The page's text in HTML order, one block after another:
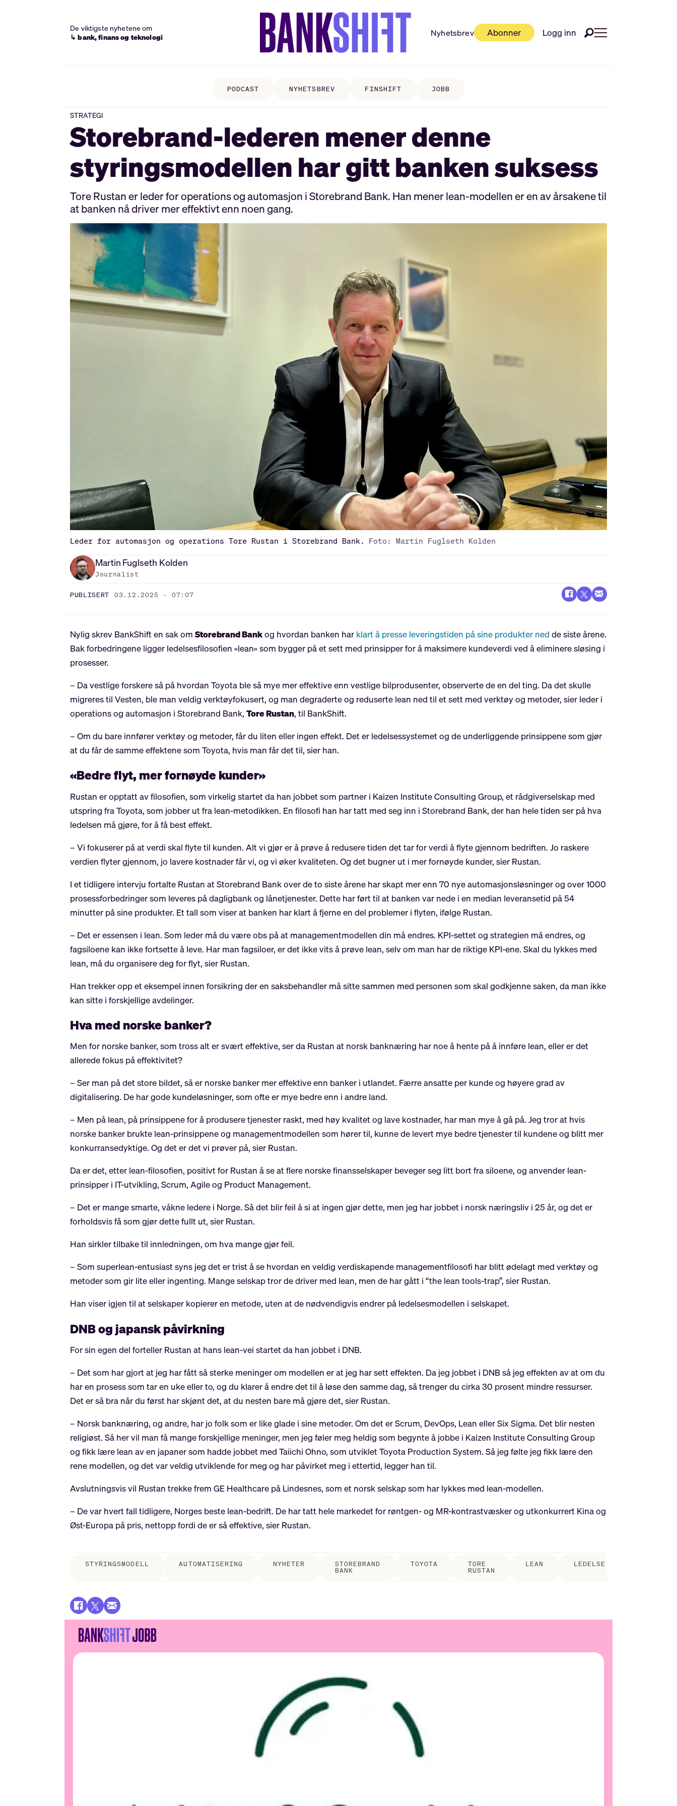
De viktigste nyhetene om
↳ bank, finans og teknologi
Nyhetsbrev Abonner Logg inn
PODCAST NYHETSBREV FINSHIFT JOBB
STRATEGI
Storebrand-lederen mener denne
styringsmodellen har gitt banken suksess
Tore Rustan er leder for operations og automasjon i Storebrand Bank. Han mener lean-modellen er en av årsakene til
at banken nå driver mer effektivt enn noen gang.
Leder for automasjon og operations Tore Rustan i Storebrand Bank. Foto: Martin Fuglseth Kolden
Martin Fuglseth Kolden
Journalist
PUBLISERT 03.12.2025 - 07:07
Nylig skrev BankShift en sak omStorebrand Bankog hvordan banken har klart å presse leveringstiden på sine produkter ned de siste årene.
Bak forbedringene ligger ledelsesfilosofien «lean» som bygger på et sett med prinsipper for å maksimere kundeverdi ved å eliminere sløsing i
prosesser.
– Da vestlige forskere så på hvordan Toyota ble så mye mer effektive enn vestlige bilprodusenter, observerte de en del ting. Da det skulle
migreres til Vesten, ble man veldig verktøyfokusert, og man degraderte og reduserte lean ned til et sett med verktøy og metoder, sier leder i
operations og automasjon i Storebrand Bank,Tore Rustan, til BankShift.
– Om du bare innfører verktøy og metoder, får du liten eller ingen effekt. Det er ledelsessystemet og de underliggende prinsippene som gjør
at du får de samme effektene som Toyota, hvis man får det til, sier han.
«Bedre flyt, mer fornøyde kunder»
Rustan er opptatt av filosofien, som virkelig startet da han jobbet som partner i Kaizen Institute Consulting Group, et rådgiverselskap med
utspring fra Toyota, som jobber ut fra lean-metodikken. En filosofi han har tatt med seg inn i Storebrand Bank, der han hele tiden ser på hva
ledelsen må gjøre, for å få best effekt.
– Vi fokuserer på at verdi skal flyte til kunden. Alt vi gjør er å prøve å redusere tiden det tar for verdi å flyte gjennom bedriften. Jo raskere
verdien flyter gjennom, jo lavere kostnader får vi, og vi øker kvaliteten. Og det bugner ut i mer fornøyde kunder, sier Rustan.
I et tidligere intervju fortalte Rustan at Storebrand Bank over de to siste årene har skapt mer enn 70 nye automasjonsløsninger og over 1000
prosessforbedringer som leveres på dagligbank og lånetjenester. Dette har ført til at banken var nede i en median leveransetid på 54
minutter på sine produkter. Et tall som viser at banken har klart å fjerne en del problemer i flyten, ifølge Rustan.
– Det er essensen i lean. Som leder må du være obs på at managementmodellen din må endres. KPI-settet og strategien må endres, og
fagsiloene kan ikke fortsette å leve. Har man fagsiloer, er det ikke vits å prøve lean, selv om man har de riktige KPI-ene. Skal du lykkes med
lean, må du organisere deg for flyt, sier Rustan.
Han trekker opp et eksempel innen forsikring der en saksbehandler må sitte sammen med personen som skal godkjenne saken, da man ikke
kan sitte i forskjellige avdelinger.
Hva med norske banker?
Men for norske banker, som tross alt er svært effektive, ser da Rustan at norsk banknæring har noe å hente på å innføre lean, eller er det
allerede fokus på effektivitet?
– Ser man på det store bildet, så er norske banker mer effektive enn banker i utlandet. Færre ansatte per kunde og høyere grad av
digitalisering. De har gode kundeløsninger, som ofte er mye bedre enn i andre land.
– Men på lean, på prinsippene for å produsere tjenester raskt, med høy kvalitet og lave kostnader, har man mye å gå på. Jeg tror at hvis
norske banker brukte lean-prinsippene og managementmodellen som hører til, kunne de levert mye bedre tjenester til kundene og blitt mer
konkurransedyktige. Og det er det vi prøver på, sier Rustan.
Da er det, etter lean-filosofien, positivt for Rustan å se at flere norske finansselskaper beveger seg litt bort fra siloene, og anvender lean-
prinsipper i IT-utvikling, Scrum, Agile og Product Management.
– Det er mange smarte, våkne ledere i Norge. Så det blir feil å si at ingen gjør dette, men jeg har jobbet i norsk næringsliv i 25 år, og det er
forholdsvis få som gjør dette fullt ut, sier Rustan.
Han sirkler tilbake til innledningen, om hva mange gjør feil.
– Som superlean-entusiast syns jeg det er trist å se hvordan en veldig verdiskapende managementfilosofi har blitt ødelagt med verktøy og
metoder som gir lite eller ingenting. Mange selskap tror de driver med lean, men de har gått i “the lean tools-trap”, sier Rustan.
Han viser igjen til at selskaper kopierer en metode, uten at de nødvendigvis endrer på ledelsesmodellen i selskapet.
DNB og japansk påvirkning
For sin egen del forteller Rustan at hans lean-vei startet da han jobbet i DNB.
– Det som har gjort at jeg har fått så sterke meninger om modellen er at jeg har sett effekten. Da jeg jobbet i DNB så jeg effekten av at om du
har en prosess som tar en uke eller to, og du klarer å endre det til å løse den samme dag, så trenger du cirka 30 prosent mindre ressurser.
Det er så bra når du først har skjønt det, at du nesten bare må gjøre det, sier Rustan.
– Norsk banknæring, og andre, har jo folk som er like glade i sine metoder. Om det er Scrum, DevOps, Lean eller Six Sigma. Det blir nesten
religiøst. Så her vil man få mange forskjellige meninger, men jeg føler meg heldig som begynte å jobbe i Kaizen Institute Consulting Group
og fikk lære lean av en japaner som hadde jobbet med Taiichi Ohno, som utviklet Toyota Production System. Så jeg følte jeg fikk lære den
rene modellen, og det var veldig utviklende for meg og har påvirket meg i ettertid, legger han til.
Avslutningsvis vil Rustan trekke frem GE Healthcare på Lindesnes, som et norsk selskap som har lykkes med lean-modellen.
– De var hvert fall tidligere, Norges beste lean-bedrift. De har tatt hele markedet for røntgen- og MR-kontrastvæsker og utkonkurrert Kina og
Øst-Europa på pris, nettopp fordi de er så effektive, sier Rustan.
STYRINGSMODELL AUTOMATISERING NYHETER STOREBRAND
BANK
TOYOTA TORE
RUSTAN
LEAN LEDELSE